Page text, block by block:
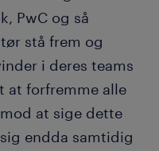
PwC og så
stå frem og
i deres teams
at forfremme alle
at sige dette
endda samtidig